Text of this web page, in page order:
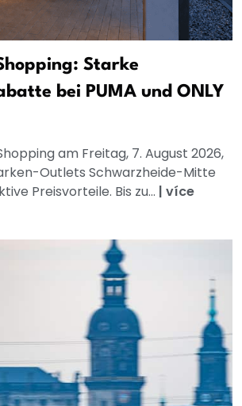
Starke
bei PUMA und ONLY
am Freitag, 7. August 2026,
Outlets Schwarzheide-Mitte
Preisvorteile. Bis zu... | více